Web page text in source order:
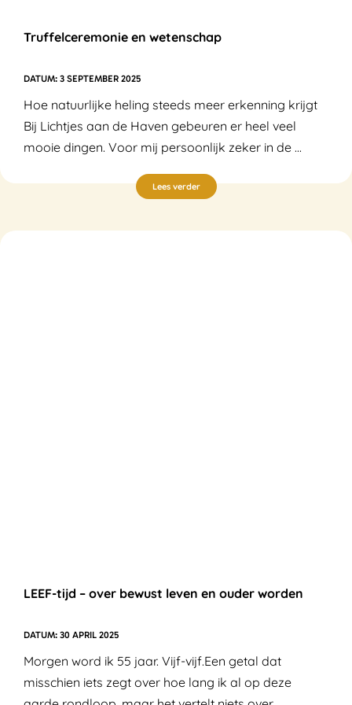
Truffelceremonie en wetenschap
3 SEPTEMBER 2025
Hoe natuurlijke heling steeds meer erkenning krijgt
Bij Lichtjes aan de Haven gebeuren er heel veel
mooie dingen. Voor mij persoonlijk zeker in de ...
Lees verder
LEEF-tijd – over bewust leven en ouder worden
30 APRIL 2025
Morgen word ik 55 jaar. Vijf-vijf.Een getal dat
misschien iets zegt over hoe lang ik al op deze